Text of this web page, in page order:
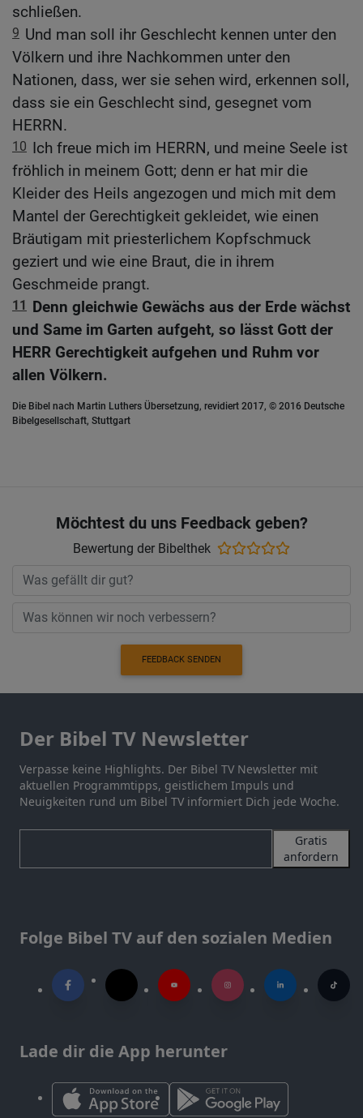
schließen.
9 Und man soll ihr Geschlecht kennen unter den
Völkern und ihre Nachkommen unter den
Nationen, dass, wer sie sehen wird, erkennen soll,
dass sie ein Geschlecht sind, gesegnet vom
HERRN.
10 Ich freue mich im HERRN, und meine Seele ist
fröhlich in meinem Gott; denn er hat mir die
Kleider des Heils angezogen und mich mit dem
Mantel der Gerechtigkeit gekleidet, wie einen
Bräutigam mit priesterlichem Kopfschmuck
geziert und wie eine Braut, die in ihrem
Geschmeide prangt.
11
Denn gleichwie Gewächs aus der Erde wächst
und Same im Garten aufgeht, so lässt Gott der
HERR Gerechtigkeit aufgehen und Ruhm vor
allen Völkern.
Die Bibel nach Martin Luthers Übersetzung, revidiert 2017, © 2016 Deutsche
Bibelgesellschaft, Stuttgart
Möchtest du uns Feedback geben?
Bewertung der Bibelthek
FEEDBACK SENDEN
Der Bibel TV Newsletter
Verpasse keine Highlights. Der Bibel TV Newsletter mit
aktuellen Programmtipps, geistlichem Impuls und
Neuigkeiten rund um Bibel TV informiert Dich jede Woche.
Gratis
anfordern
Folge Bibel TV auf den sozialen Medien
Lade dir die App herunter